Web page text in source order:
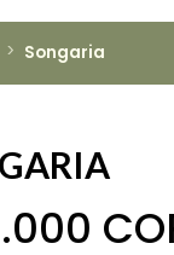
Songaria